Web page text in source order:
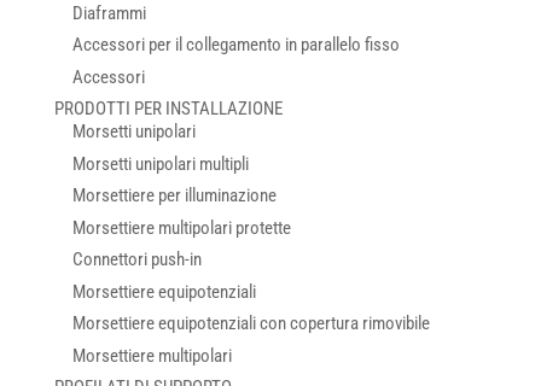
Diaframmi
Accessori per il collegamento in parallelo fisso
Accessori
PRODOTTI PER INSTALLAZIONE
Morsetti unipolari
Morsetti unipolari multipli
Morsettiere per illuminazione
Morsettiere multipolari protette
Connettori push-in
Morsettiere equipotenziali
Morsettiere equipotenziali con copertura rimovibile
Morsettiere multipolari